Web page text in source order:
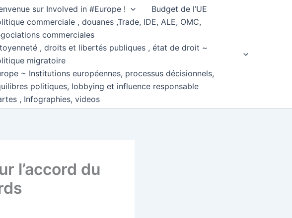
sur Involved in #Europe !
Budget de l’UE
commerciale , douanes ,Trade, IDE, ALE, OMC,
commerciales
, droits et libertés publiques , état de droit ~
migratoire
~ Institutions européennes, processus décisionnels,
politiques, lobbying et influence responsable
, Infographies, videos
l’accord du